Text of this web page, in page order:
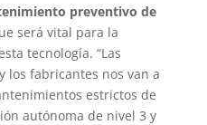
preventivo de
será vital para la
tecnología. “Las
los fabricantes nos van a
estrictos de
autónoma de nivel 3 y